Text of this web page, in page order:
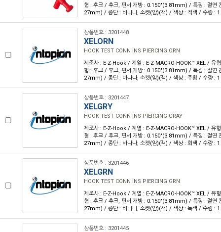
형 : 후크 / 후크, 핀서 개방 : 0.150"(3.81mm) / 특징 : 절연
27mm) / 종단 : 바나나, 소켓(암)(잭) / 색상 : 적색 / 수량 : 1
상품번호 : 3201448
XELORN
HOOK TEST CONN INS PIERCING ORN
제조사 : E-Z-Hook / 계열 : E-Z-MACRO-HOOK™ XEL / 유
형 : 후크 / 후크, 핀서 개방 : 0.150"(3.81mm) / 특징 : 절연
27mm) / 종단 : 바나나, 소켓(암)(잭) / 색상 : 주황 / 수량 : 1
상품번호 : 3201447
XELGRY
HOOK TEST CONN INS PIERCING GRAY
제조사 : E-Z-Hook / 계열 : E-Z-MACRO-HOOK™ XEL / 유
형 : 후크 / 후크, 핀서 개방 : 0.150"(3.81mm) / 특징 : 절연
27mm) / 종단 : 바나나, 소켓(암)(잭) / 색상 : 회색 / 수량 : 1
상품번호 : 3201446
XELGRN
HOOK TEST CONN INS PIERCING GRN
제조사 : E-Z-Hook / 계열 : E-Z-MACRO-HOOK™ XEL / 유
형 : 후크 / 후크, 핀서 개방 : 0.150"(3.81mm) / 특징 : 절연
27mm) / 종단 : 바나나, 소켓(암)(잭) / 색상 : 녹색 / 수량 : 1
상품번호 : 3201445